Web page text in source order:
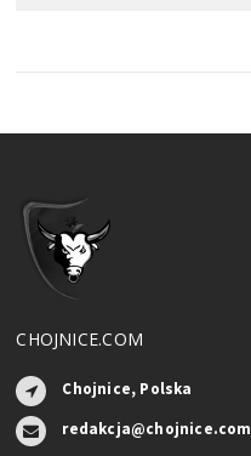
CHOJNICE.COM
Chojnice, Polska
redakcja@chojnice.com